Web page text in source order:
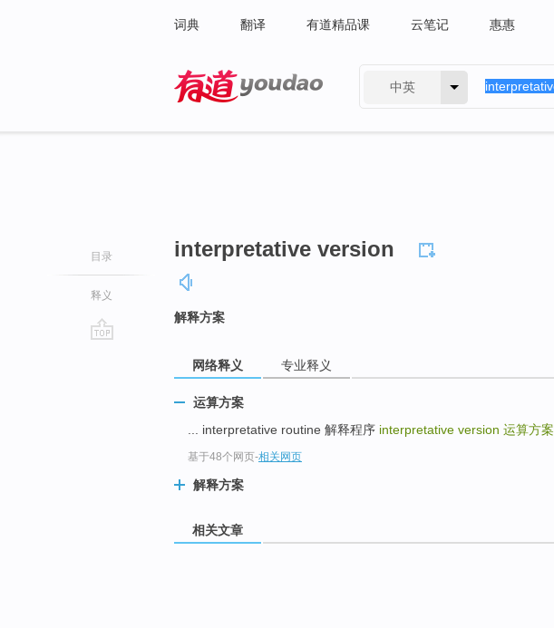
词典 翻译 有道精品课 云笔记 惠惠
中英
目录
释义
interpretative version
解释方案
网络释义 专业释义
运算方案
... interpretative routine 解释程序 interpretative version 运算方案
基于48个网页-相关网页
解释方案
相关文章